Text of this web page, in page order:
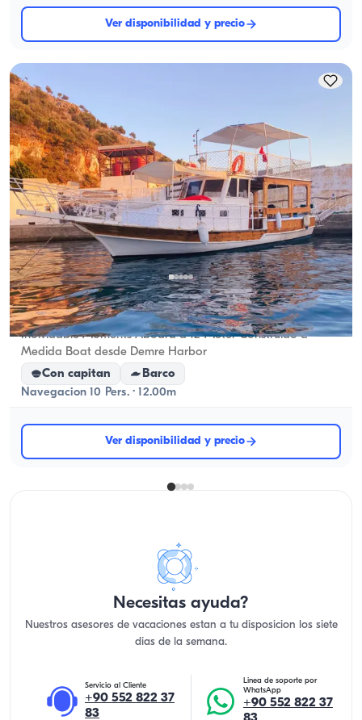
Ver disponibilidad y precio
Demre, Antalya 5.0(1 reseña)
Inolvidable Moments Aboard a 12-Meter Construido a
Medida Boat desde Demre Harbor
Con capitan
Barco
Navegacion 10 Pers. · 12.00m
Ver disponibilidad y precio
Necesitas ayuda?
Nuestros asesores de vacaciones estan a tu disposicion los siete
dias de la semana.
Servicio al Cliente
+90 552 822 37
83
Linea de soporte por
WhatsApp
+90 552 822 37